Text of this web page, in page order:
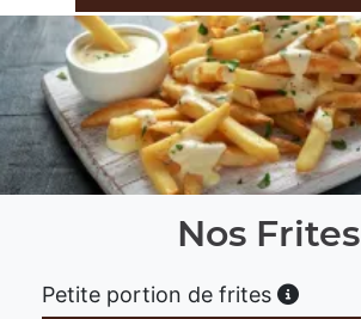
Nos Frites
Petite portion de frites